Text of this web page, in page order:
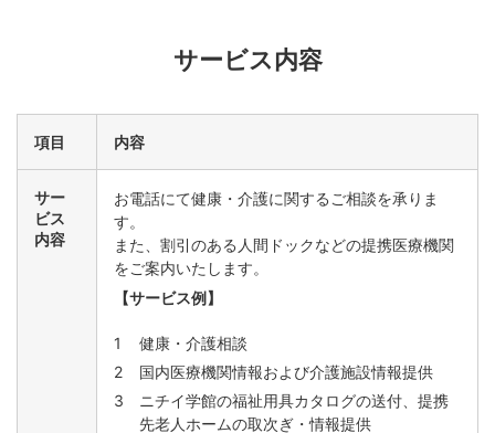
サービス内容
項目 内容
サー
ビス
内容
お電話にて健康・介護に関するご相談を承りま
す。
また、割引のある人間ドックなどの提携医療機関
をご案内いたします。
【サービス例】
健康・介護相談
国内医療機関情報および介護施設情報提供
ニチイ学館の福祉用具カタログの送付、提携
先老人ホームの取次ぎ・情報提供